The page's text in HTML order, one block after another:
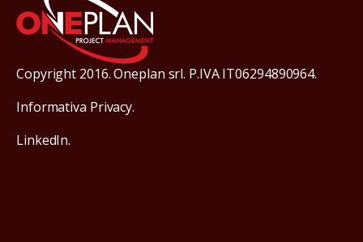
Copyright 2016. Oneplan srl. P.IVA IT06294890964.
Informativa Privacy.
LinkedIn.